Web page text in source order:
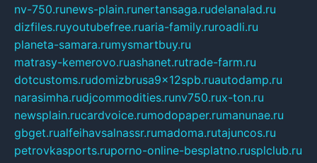
nv-750.runews-plain.runertansaga.rudelanalad.ru
dizfiles.ruyoutubefree.ruaria-family.ruroadli.ru
planeta-samara.rumysmartbuy.ru
matrasy-kemerovo.ruashanet.rutrade-farm.ru
dotcustoms.rudomizbrusa9x12spb.ruautodamp.ru
narasimha.rudjcommodities.runv750.rux-ton.ru
newsplain.rucardvoice.rumodopaper.rumanunae.ru
gbget.rualfeihavsalnassr.rumadoma.rutajuncos.ru
petrovkasports.ruporno-online-besplatno.rusplclub.ru